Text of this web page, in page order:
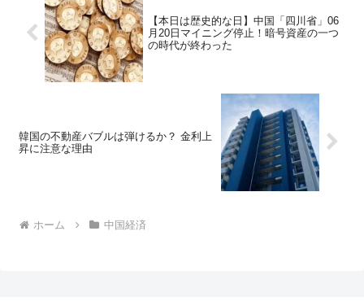
【本日は歴史的な日】中国「四川省」06
月20日マイニング停止！暗号資産の一つ
の時代が終わった
韓国の不動産バブルは弾けるか？ 金利上
昇に注意な理由
ホーム 中国経済